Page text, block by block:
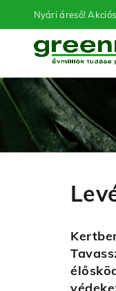
Nyári áreső!